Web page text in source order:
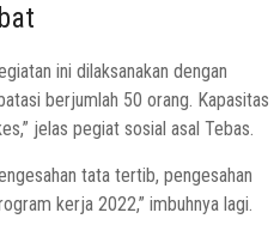
ini dilaksanakan dengan
berjumlah 50 orang. Kapasitas
jelas pegiat sosial asal Tebas.
tata tertib, pengesahan
kerja 2022,” imbuhnya lagi.